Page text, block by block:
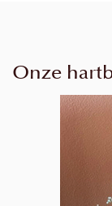
Onze